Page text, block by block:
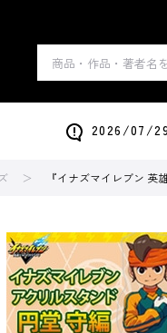
2026/07/
『イナズマイレブン 英